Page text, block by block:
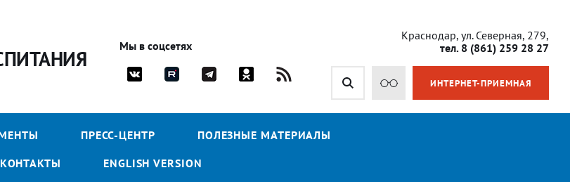
Мы в соцсетях
Краснодар, ул. Северная, 279,
тел. 8 (861) 259 28 27
ИНТЕРНЕТ-ПРИЕМНАЯ
ПРЕСС-ЦЕНТР
ПОЛЕЗНЫЕ МАТЕРИАЛЫ
КОНТАКТЫ ENGLISH VERSION